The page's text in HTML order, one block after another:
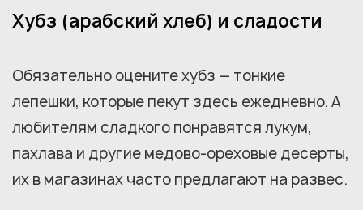
Хубз (арабский хлеб) и сладости
Обязательно оцените хубз — тонкие
лепешки, которые пекут здесь ежедневно. А
любителям сладкого понравятся лукум,
пахлава и другие медово-ореховые десерты,
их в магазинах часто предлагают на развес.